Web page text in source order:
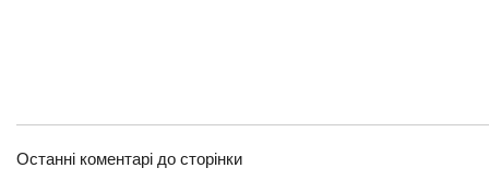
Останні коментарі до сторінки